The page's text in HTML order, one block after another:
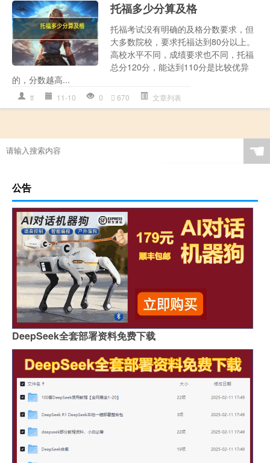
托福多少分算及格
托福考试没有明确的及格分数要求，但
大多数院校，要求托福达到80分以上。
高校水平不同，成绩要求也不同，托福
总分120分，能达到110分是比较优异
的，分数越高...
tf 11-10 0 670 文章列表
☚
公告
DeepSeek全套部署资料免费下载